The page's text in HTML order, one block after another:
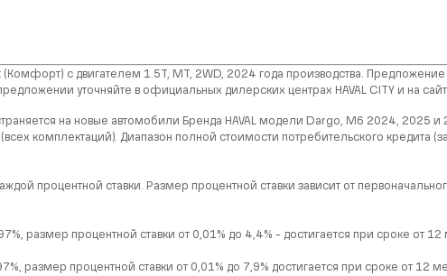
с двигателем 1.5Т, MT, 2WD, 2024 года производства. Предложение
уточняйте в официальных дилерских центрах HAVAL CITY и на
на новые автомобили Бренда HAVAL модели Dargo, M6 2024, 2025 и
комплектаций). Диапазон полной стоимости потребительского кредита
процентной ставки. Размер процентной ставки зависит от
размер процентной ставки от 0,01% до 4,4% - достигается при сроке от
размер процентной ставки от 0,01% до 7,9% достигается при сроке от 12